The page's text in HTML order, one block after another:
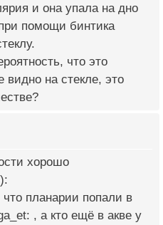
и она упала на дно
помощи бинтика
что это
видно на стекле, это
хорошо
планарии попали в
, а кто ещё в акве у